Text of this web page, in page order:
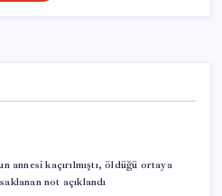
annesi kaçırılmıştı, öldüğü ortaya
not açıklandı